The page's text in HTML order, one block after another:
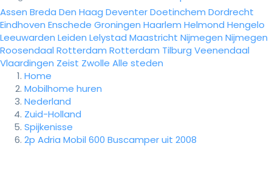
Assen Breda Den Haag DeventerDoetinchem Dordrecht
Eindhoven Enschede Groningen Haarlem Helmond Hengelo
Leeuwarden Leiden Lelystad Maastricht Nijmegen Nijmegen
Roosendaal Rotterdam Rotterdam Tilburg Veenendaal
Vlaardingen Zeist Zwolle Alle steden
Home
Mobilhome huren
Nederland
Zuid-Holland
Spijkenisse
2p Adria Mobil 600 Buscamper uit 2008